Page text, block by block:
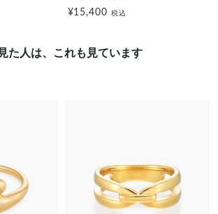
¥15,400税込
た人は、これも見ています